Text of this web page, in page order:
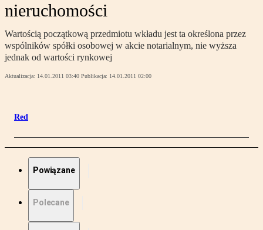
nieruchomości
Wartością początkową przedmiotu wkładu jest ta określona przez
wspólników spółki osobowej w akcie notarialnym, nie wyższa
jednak od wartości rynkowej
Aktualizacja: 14.01.2011 03:40 Publikacja: 14.01.2011 02:00
Red
Powiązane
Polecane